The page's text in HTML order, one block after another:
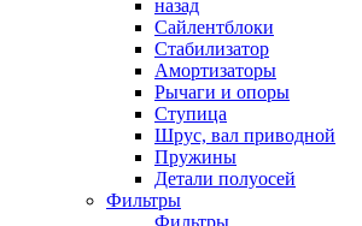
назад
Сайлентблоки
Стабилизатор
Амортизаторы
Рычаги и опоры
Ступица
Шрус, вал приводной
Пружины
Детали полуосей
Фильтры
Фильтры